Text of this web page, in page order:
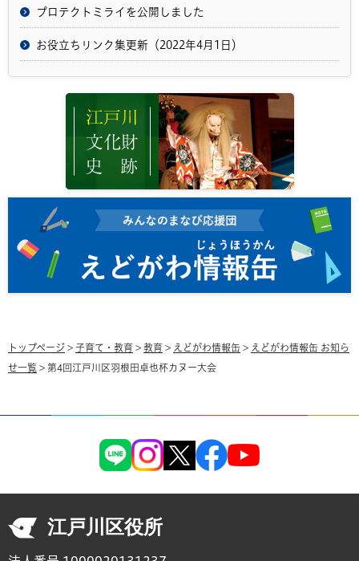
プロテクトミライを公開しました
お役立ちリンク集更新（2022年4月1日）
トップページ > 子育て・教育 > 教育 > えどがわ情報缶 > えどがわ情報缶 お知ら
せ一覧 > 第4回江戸川区羽根田卓也杯カヌー大会
江戸川区役所